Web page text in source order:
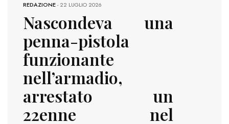
REDAZIONE-22 LUGLIO 2026
Nascondeva una
penna-pistola
funzionante
nell’armadio,
arrestato un
22enne nel